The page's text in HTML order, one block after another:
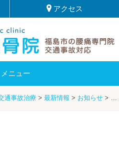
アクセス
メニュー
通事故治療 > 最新情報 > お知らせ > 腸